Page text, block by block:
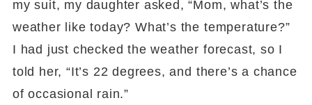
my suit, my daughter asked, “Mom, what’s the
weather like today? What’s the temperature?”
I had just checked the weather forecast, so I
told her, “It’s 22 degrees, and there’s a chance
of occasional rain.”